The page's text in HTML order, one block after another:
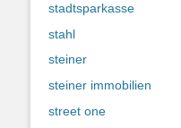
stadtsparkasse
stahl
steiner
steiner immobilien
street one